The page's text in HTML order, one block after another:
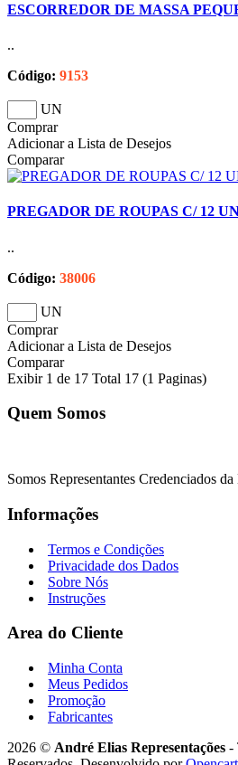
ESCORREDOR DE MASSA
..
Código: 9153
UN
Comprar
Adicionar a Lista de Desejos
Comparar
PREGADOR DE ROUPAS C/ 12
..
Código: 38006
UN
Comprar
Adicionar a Lista de Desejos
Comparar
Exibir 1 de 17 Total 17 (1 Paginas)
Quem Somos
Somos Representantes Credenciados
Informações
Termos e Condições
Privacidade dos Dados
Sobre Nós
Instruções
Area do Cliente
Minha Conta
Meus Pedidos
Promoção
Fabricantes
2026 © André Elias Representações -